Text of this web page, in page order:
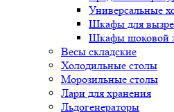
Универсальные
Шкафы для
Шкафы шоковой
Весы складские
Холодильные столы
Морозильные столы
Лари для хранения
Льдогенераторы